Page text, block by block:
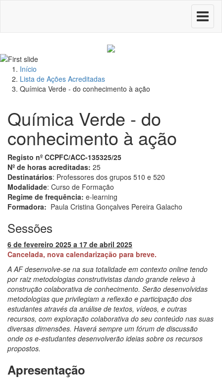
Toggle
Início
Lista de Ações Acreditadas
Química Verde - do conhecimento à ação
Química Verde - do
conhecimento à ação
Registo nº CCPFC/ACC-135325/25
Nº de horas acreditadas: 25
Destinatários: Professores dos grupos 510 e 520
Modalidade: Curso de Formação
Regime de frequência: e-learning
Formadora: Paula Cristina Gonçalves Pereira Galacho
Sessões
6 de fevereiro 2025 a 17 de abril 2025
Cancelada, nova calendarização para breve.
A AF desenvolve-se na sua totalidade em contexto online tendo
por raiz metodologias construtivistas dando grande relevo à
construção colaborativa de conhecimento. Serão desenvolvidas
metodologias que privilegiam a reflexão e participação dos
estudantes através da análise de textos, vídeos, e outras
recursos, com exploração colaborativa do seu conteúdo nas suas
diversas dimensões. Haverá sempre um fórum de discussão
onde os e-estudantes desenvolverão ideias sobre os recursos
propostos.
Apresentação